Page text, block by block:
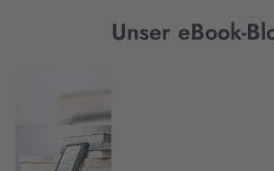
Unser eBook-